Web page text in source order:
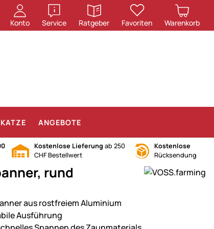
Konto Service
öffnen
Ratgeber
öffnen
Favoriten Warenkorb
KATZE ANGEBOTE
Kostenlose Lieferung ab 250
CHF Bestellwert
Kostenlose
Rücksendung
rund
aus rostfreiem Aluminium
Ausführung